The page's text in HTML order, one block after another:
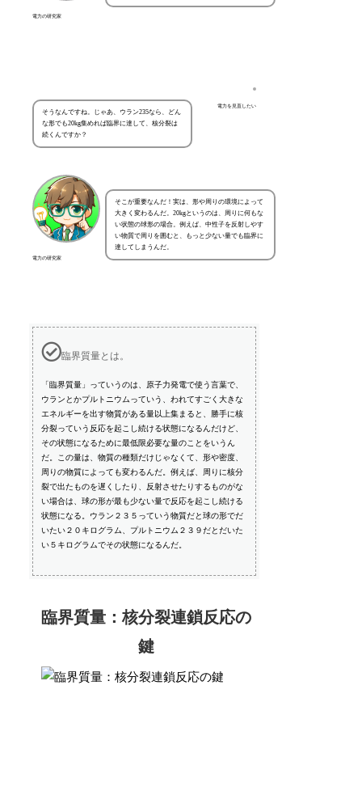
電力の研究家
電力を見直したい
そうなんですね。じゃあ、ウラン235なら、どん
な形でも20kg集めれば臨界に達して、核分裂は
続くんですか？
電力の研究家
そこが重要なんだ！実は、形や周りの環境によって
大きく変わるんだ。20kgというのは、周りに何もな
い状態の球形の場合。例えば、中性子を反射しやす
い物質で周りを囲むと、もっと少ない量でも臨界に
達してしまうんだ。
臨界質量とは。
「臨界質量」っていうのは、原子力発電で使う言葉で、
ウランとかプルトニウムっていう、われてすごく大きな
エネルギーを出す物質がある量以上集まると、勝手に核
分裂っていう反応を起こし続ける状態になるんだけど、
その状態になるために最低限必要な量のことをいうん
だ。この量は、物質の種類だけじゃなくて、形や密度、
周りの物質によっても変わるんだ。例えば、周りに核分
裂で出たものを遅くしたり、反射させたりするものがな
い場合は、球の形が最も少ない量で反応を起こし続ける
状態になる。ウラン２３５っていう物質だと球の形でだ
いたい２０キログラム、プルトニウム２３９だとだいた
い５キログラムでその状態になるんだ。
臨界質量：核分裂連鎖反応の
鍵